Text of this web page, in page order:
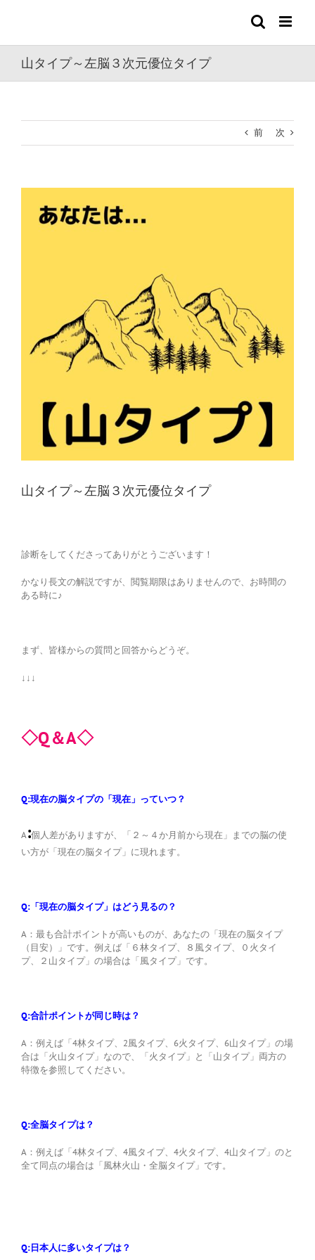
山タイプ～左脳３次元優位タイプ
前 次
Larger
Image
山タイプ～左脳３次元優位タイプ
診断をしてくださってありがとうございます！
かなり長文の解説ですが、閲覧期限はありませんので、お時間の
ある時に♪
まず、皆様からの質問と回答からどうぞ。
↓↓↓
◇Q＆A◇
Q:現在の脳タイプの「現在」っていつ？
A:個人差がありますが、「２～４か月前から現在」までの脳の使
い方が「現在の脳タイプ」に現れます。
Q:「現在の脳タイプ」はどう見るの？
A：最も合計ポイントが高いものが、あなたの「現在の脳タイプ
（目安）」です。例えば「６林タイプ、８風タイプ、０火タイ
プ、２山タイプ」の場合は「風タイプ」です。
Q:合計ポイントが同じ時は？
A：例えば「4林タイプ、2風タイプ、6火タイプ、6山タイプ」の場
合は「火山タイプ」なので、「火タイプ」と「山タイプ」両方の
特徴を参照してください。
Q:全脳タイプは？
A：例えば「4林タイプ、4風タイプ、4火タイプ、4山タイプ」のと
全て同点の場合は「風林火山・全脳タイプ」です。
Q:日本人に多いタイプは？